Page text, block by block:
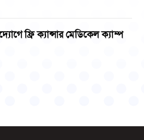
ফ্রি ক্যান্সার মেডিকেল ক্যাম্প